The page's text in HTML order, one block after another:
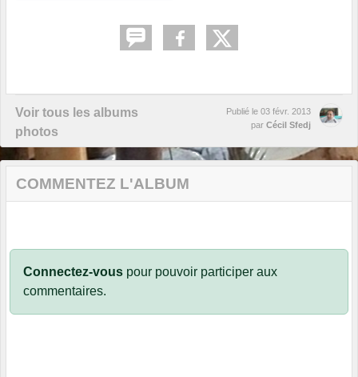
Voir tous les albums
photos
Publié le 03 févr. 2013
par Cécil Sfedj
COMMENTEZ L'ALBUM
Connectez-vous pour pouvoir participer aux
commentaires.